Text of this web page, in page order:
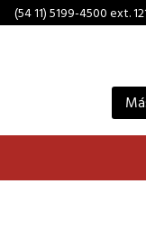
(54 11) 5199-4500 ext.